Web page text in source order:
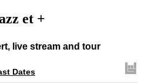
et +
live stream and tour
Dates